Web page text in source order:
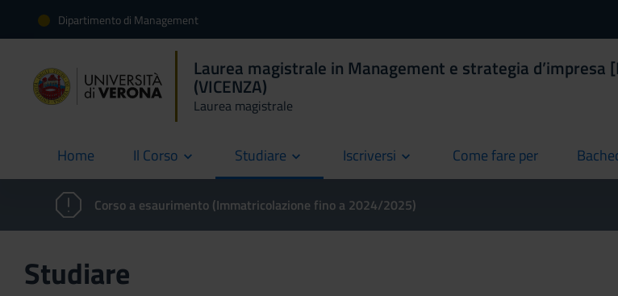
Dipartimento di Management
Laurea magistrale in Management e strategia d’impresa
(VICENZA)
Laurea magistrale
Home
current Il Corso Studiare Iscriversi Come fare per
current
Corso a esaurimento (Immatricolazione fino a 2024/2025)
Studiare